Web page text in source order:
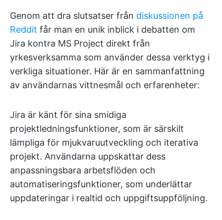
Genom att dra slutsatser från diskussionen på
Reddit får man en unik inblick i debatten om
Jira kontra MS Project direkt från
yrkesverksamma som använder dessa verktyg i
verkliga situationer. Här är en sammanfattning
av användarnas vittnesmål och erfarenheter:
Jira är känt för sina smidiga
projektledningsfunktioner, som är särskilt
lämpliga för mjukvaruutveckling och iterativa
projekt. Användarna uppskattar dess
anpassningsbara arbetsflöden och
automatiseringsfunktioner, som underlättar
uppdateringar i realtid och uppgiftsuppföljning.